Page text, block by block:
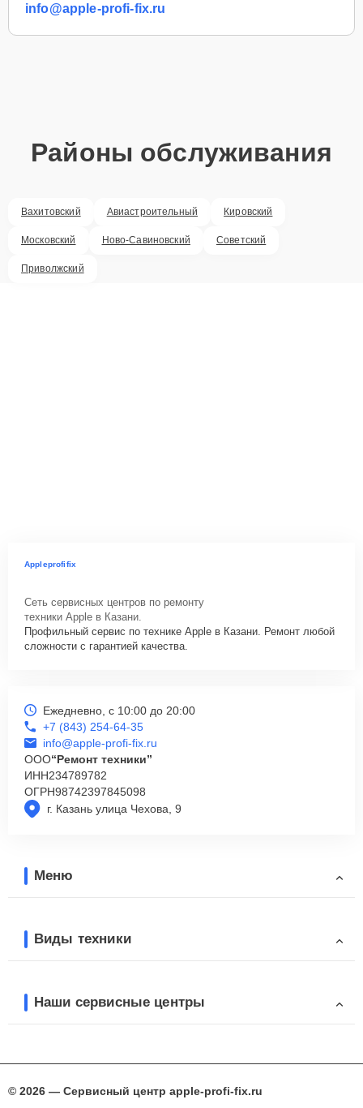
info@apple-profi-fix.ru
Районы обслуживания
Вахитовский Авиастроительный Кировский
Московский Ново-Савиновский Советский
Приволжский
Appleprofifix
Сеть сервисных центров по ремонту
техники Apple в Казани.
Профильный сервис по технике Apple в Казани. Ремонт любой
сложности с гарантией качества.
г. Казань улица Чехова, 9
Ежедневно, с 10:00 до 20:00
+7 (843) 254-64-35
info@apple-profi-fix.ru
ООО“Ремонт техники”
ИНН234789782
ОГРН98742397845098
Меню
Виды техники
Наши сервисные центры
© 2026 — Сервисный центр apple-profi-fix.ru